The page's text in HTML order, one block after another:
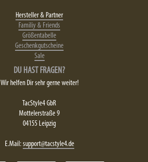
Hersteller & Partner
Familiy & Friends
Größentabelle
Geschenkgutscheine
Sale
DU HAST FRAGEN?
Wir helfen Dir sehr gerne weiter!
TacStyle4 GbR
Mottelerstraße 9
04155 Leipzig
E.Mail:support@tacstyle4.de